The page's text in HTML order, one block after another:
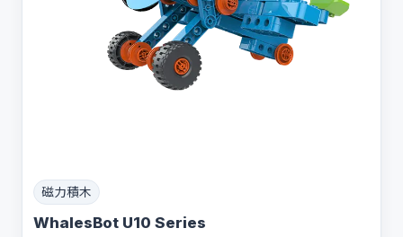
磁力積木
WhalesBot U10 Series